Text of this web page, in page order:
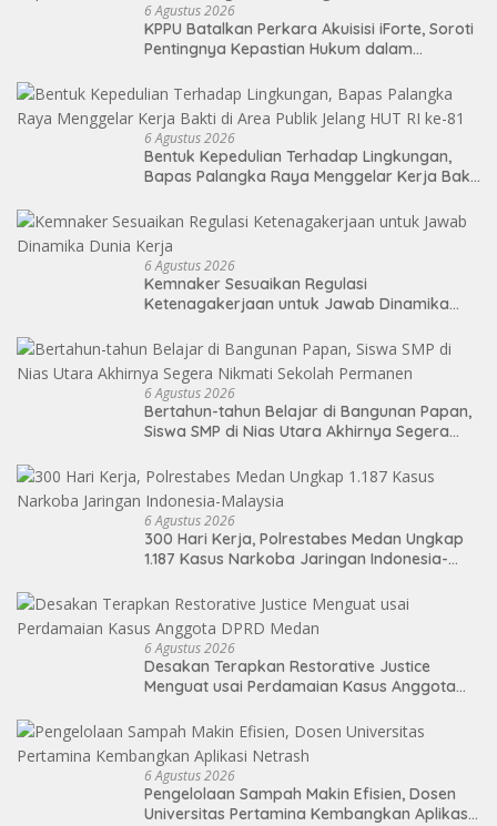
6 Agustus 2026
KPPU Batalkan Perkara Akuisisi iForte, Soroti
Pentingnya Kepastian Hukum dalam
6 Agustus 2026
Bentuk Kepedulian Terhadap Lingkungan,
Bapas Palangka Raya Menggelar Kerja Bakti
6 Agustus 2026
Kemnaker Sesuaikan Regulasi
Ketenagakerjaan untuk Jawab Dinamika
6 Agustus 2026
Bertahun-tahun Belajar di Bangunan Papan,
Siswa SMP di Nias Utara Akhirnya Segera
6 Agustus 2026
300 Hari Kerja, Polrestabes Medan Ungkap
1.187 Kasus Narkoba Jaringan Indonesia-
6 Agustus 2026
Desakan Terapkan Restorative Justice
Menguat usai Perdamaian Kasus Anggota
6 Agustus 2026
Pengelolaan Sampah Makin Efisien, Dosen
Universitas Pertamina Kembangkan Aplikasi